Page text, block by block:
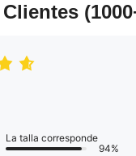
La talla corresponde
94%